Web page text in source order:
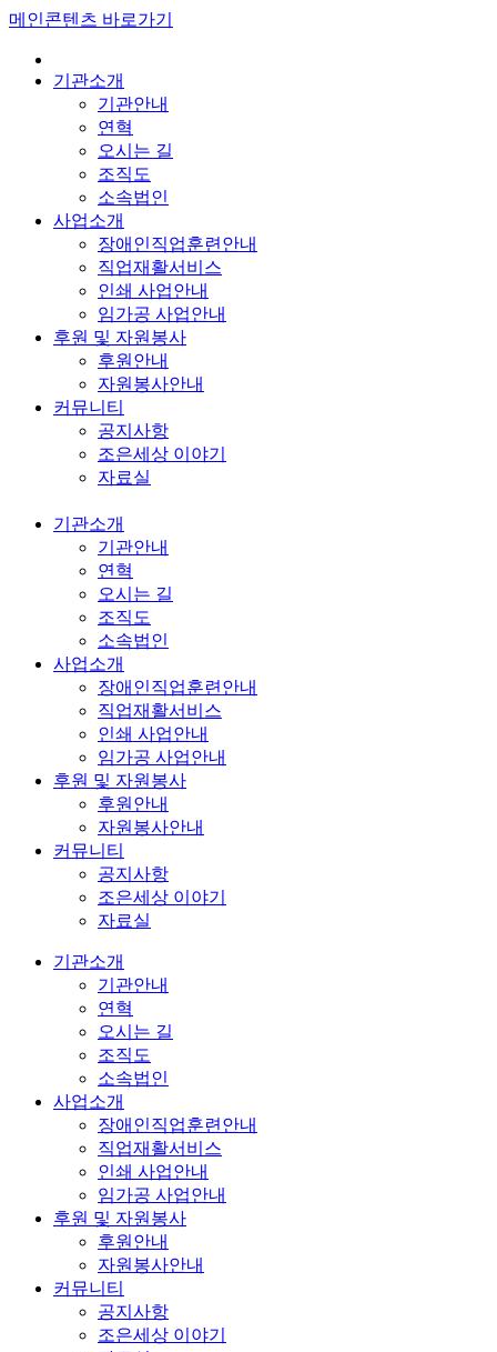
메인콘텐츠 바로가기
기관소개
기관안내
연혁
오시는 길
조직도
소속법인
사업소개
장애인직업훈련안내
직업재활서비스
인쇄 사업안내
임가공 사업안내
후원 및 자원봉사
후원안내
자원봉사안내
커뮤니티
공지사항
조은세상 이야기
자료실
기관소개
기관안내
연혁
오시는 길
조직도
소속법인
사업소개
장애인직업훈련안내
직업재활서비스
인쇄 사업안내
임가공 사업안내
후원 및 자원봉사
후원안내
자원봉사안내
커뮤니티
공지사항
조은세상 이야기
자료실
기관소개
기관안내
연혁
오시는 길
조직도
소속법인
사업소개
장애인직업훈련안내
직업재활서비스
인쇄 사업안내
임가공 사업안내
후원 및 자원봉사
후원안내
자원봉사안내
커뮤니티
공지사항
조은세상 이야기